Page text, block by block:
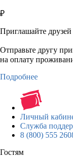
₽
Приглашайте
Отправьте другу
на оплату
Подробнее
Личный
Служба
8 (800) 555
Гостям